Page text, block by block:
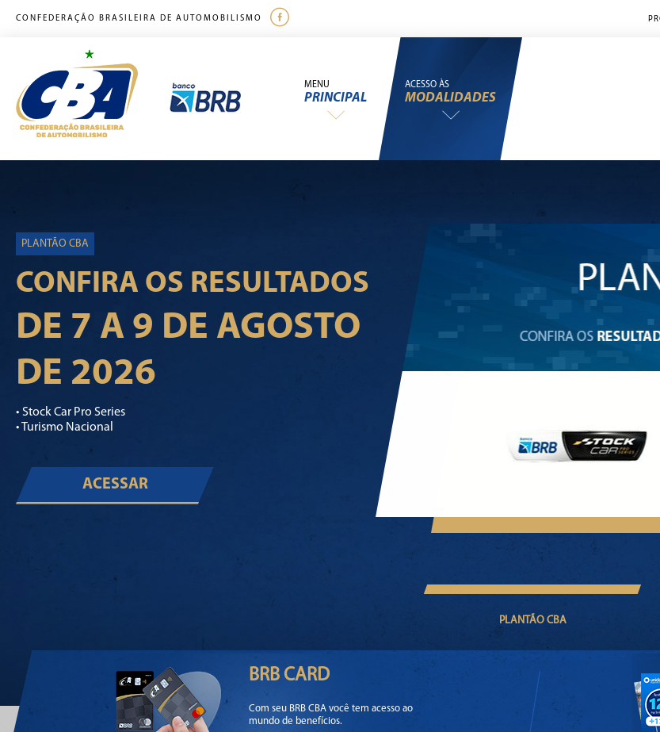
CONFEDERAÇÃO BRASILEIRA DE AUTOMOBILISMO
MENU
PRINCIPAL
ACESSO ÀS
MODALIDADES
PLANTÃO CBA
CONFIRA OS RESULTADOS
DE 7 A 9 DE AGOSTO
DE 2026
• Stock Car Pro Series
• Turismo Nacional
ACESSAR
PLANTÃO CBA
BRB CARD
Com seu BRB CBA você tem acesso ao
mundo de benefícios.